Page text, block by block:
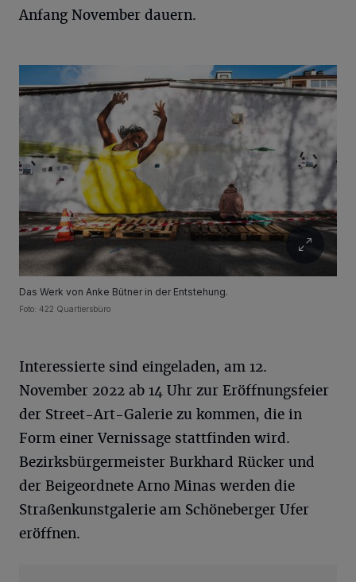
Anfang November dauern.
Das Werk von Anke Bütner in der Entstehung.
Foto: 422 Quartiersbüro
Interessierte sind eingeladen, am 12.
November 2022 ab 14 Uhr zur Eröffnungsfeier
der Street-Art-Galerie zu kommen, die in
Form einer Vernissage stattfinden wird.
Bezirksbürgermeister Burkhard Rücker und
der Beigeordnete Arno Minas werden die
Straßenkunstgalerie am Schöneberger Ufer
eröffnen.